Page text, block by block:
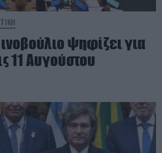
ψηφίζει για
11 Αυγούστου